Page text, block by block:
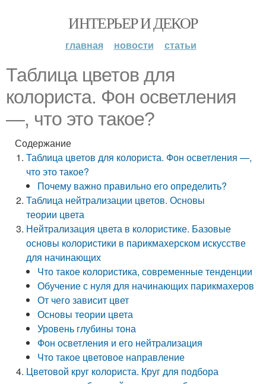
ИНТЕРЬЕР И ДЕКОР
главная новости статьи
Таблица цветов для
колориста. Фон осветления
—, что это такое?
Содержание
Таблица цветов для колориста. Фон осветления —,
что это такое?
Почему важно правильно его определить?
Таблица нейтрализации цветов. Основы
теории цвета
Нейтрализация цвета в колористике. Базовые
основы колористики в парикмахерском искусстве
для начинающих
Что такое колористика, современные тенденции
Обучение с нуля для начинающих парикмахеров
От чего зависит цвет
Основы теории цвета
Уровень глубины тона
Фон осветления и его нейтрализация
Что такое цветовое направление
Цветовой круг колориста. Круг для подбора